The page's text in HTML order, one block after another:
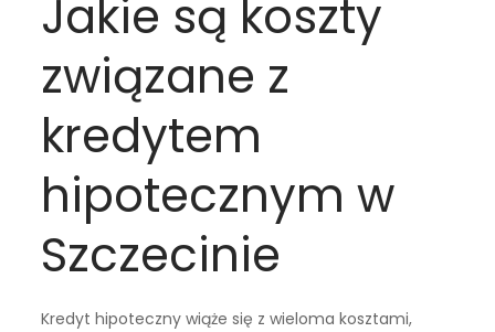
Jakie są koszty
związane z
kredytem
hipotecznym w
Szczecinie
Kredyt hipoteczny wiąże się z wieloma kosztami,